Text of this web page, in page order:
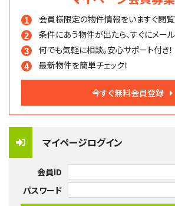
会員様限定の物件情報をいますぐ閲覧
条件にあう物件が出たら、すぐにメー
何でも気軽に相談。安心サポート付き！
最新物件を簡単チェック！
今すぐ無料会員登録
マイページログイン
会員ID
パスワード